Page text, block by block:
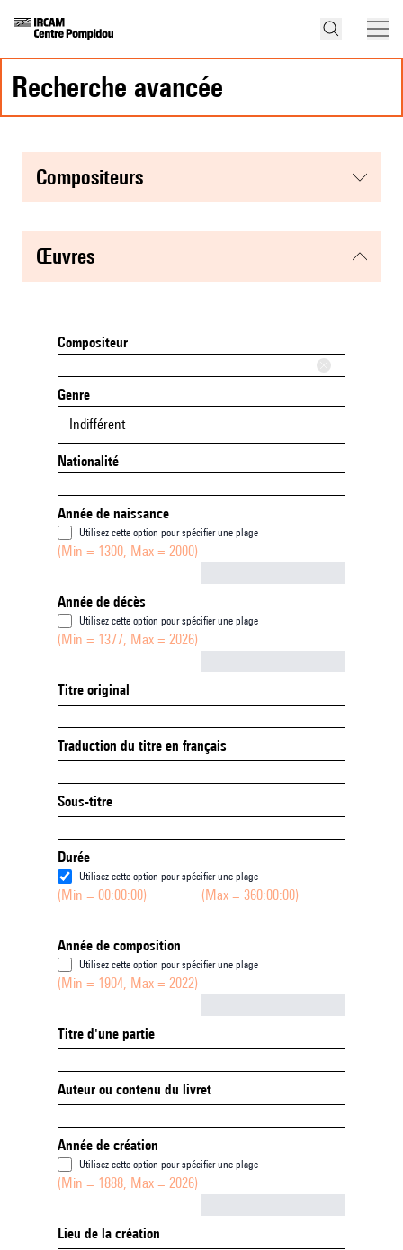
recherche avancée
compositeurs
œuvres
Compositeur
Genre
Indifférent
Nationalité
Année de naissance
Utilisez cette option pour spécifier une plage
(Min = 1300, Max = 2000)
Année de décès
Utilisez cette option pour spécifier une plage
(Min = 1377, Max = 2026)
Titre original
Traduction du titre en français
Sous-titre
Durée
Utilisez cette option pour spécifier une plage
(Min = 00:00:00) (Max = 360:00:00)
Année de composition
Utilisez cette option pour spécifier une plage
(Min = 1904, Max = 2022)
Titre d'une partie
Auteur ou contenu du livret
Année de création
Utilisez cette option pour spécifier une plage
(Min = 1888, Max = 2026)
Lieu de la création